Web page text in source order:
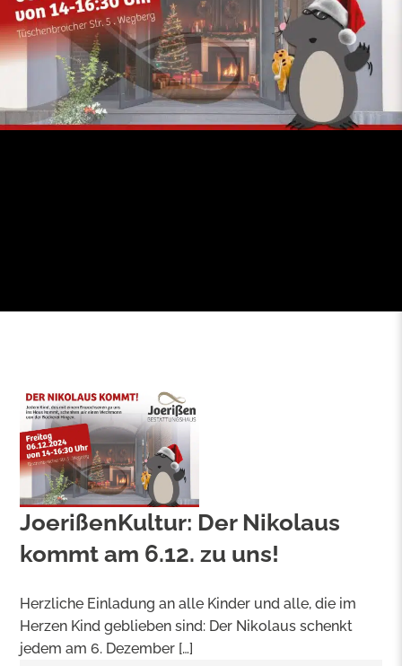
JoerißenKultur: Der Nikolaus
kommt am 6.12. zu uns!
Herzliche Einladung an alle Kinder und alle, die im
Herzen Kind geblieben sind: Der Nikolaus schenkt
jedem am 6. Dezember […]